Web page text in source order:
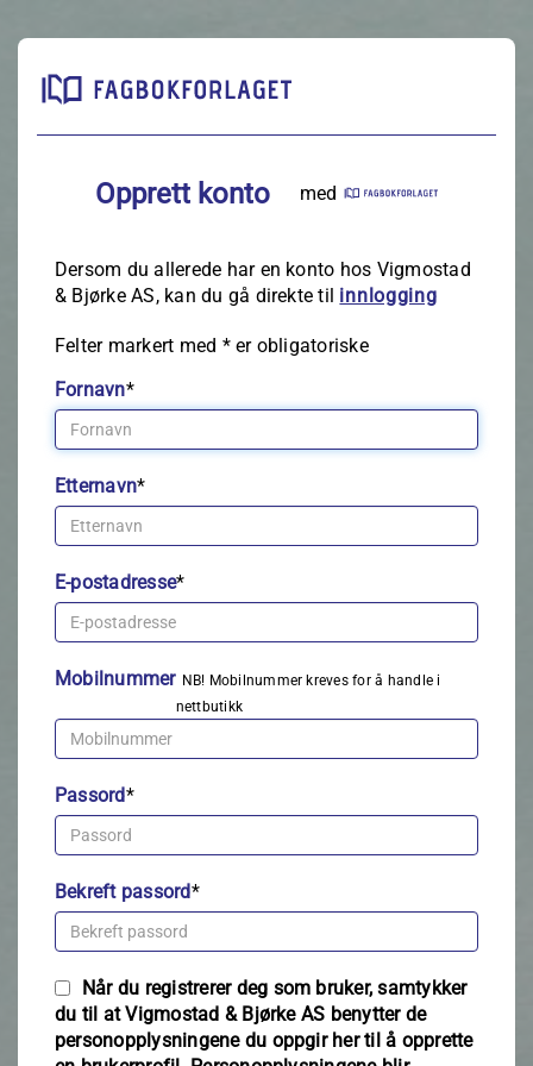
Opprett konto med
Dersom du allerede har en konto hos Vigmostad
& Bjørke AS, kan du gå direkte til innlogging
Felter markert med *er obligatoriske
Fornavn*
Etternavn*
E-postadresse*
Mobilnummer NB! Mobilnummer kreves for å handle i
nettbutikk
Passord*
Bekreft passord*
Når du registrerer deg som bruker, samtykker
du til at Vigmostad & Bjørke AS benytter de
personopplysningene du oppgir her til å opprette